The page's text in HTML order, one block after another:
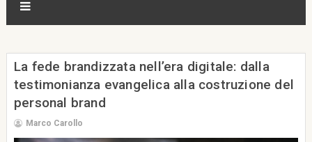
La fede brandizzata nell’era digitale: dalla
testimonianza evangelica alla costruzione del
personal brand
Marco Carollo